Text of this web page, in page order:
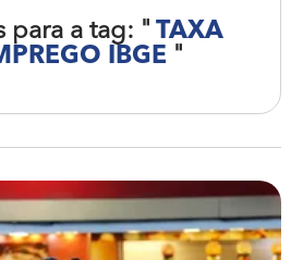
para a tag: " TAXA
IBGE "